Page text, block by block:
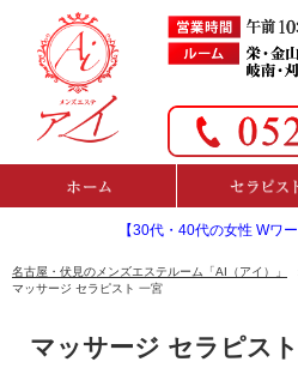
【30代・40代の女性 Wワ
名古屋・伏見のメンズエステルーム「AI（アイ）」
マッサージ セラピスト 一宮
マッサージ セラピス